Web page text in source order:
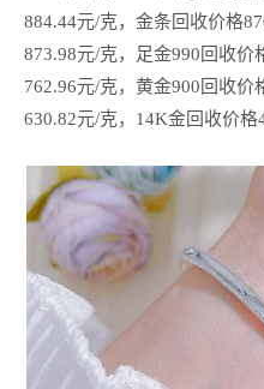
884.44元/克，金条回收价格
873.98元/克，足金990回收价
762.96元/克，黄金900回收
630.82元/克，14K金回收价格